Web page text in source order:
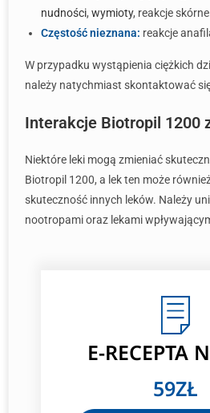
nudności, wymioty, reakcje
Częstość nieznana: reakcje
W przypadku wystąpienia ciężkich
należy natychmiast skontaktować
Interakcje Biotropil 1200
Niektóre leki mogą zmieniać
Biotropil 1200, a lek ten może
skuteczność innych leków. Należy
nootropami oraz lekami
E-RECEPTA
59ZŁ